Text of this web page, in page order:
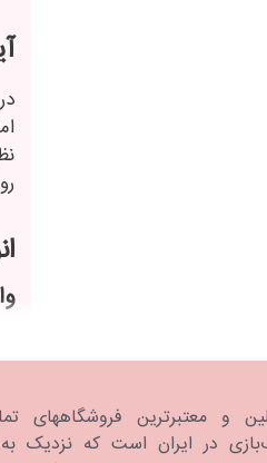
و معتبرترین فروشگاههای